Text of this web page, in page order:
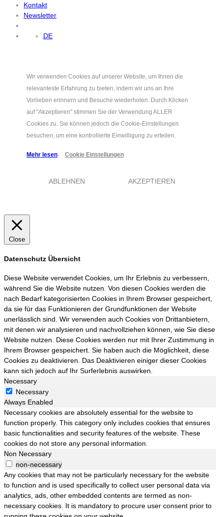
Kontakt
Newsletter
DE
Wir verwenden Cookies auf unserer Website, um Ihnen die
relevanteste Erfahrung zu bieten, indem wir uns an Ihre
Vorlieben erinnern und Besuche wiederholen. Durch Klicken
auf "Akzeptieren" stimmen Sie der Verwendung ALLER
Cookies zu. Sie können jedoch die Cookie-Einstellungen
besuchen, um eine kontrollierte Einwilligung zu erteilen.
Mehr lesen Cookie Einstellungen
ABLEHNEN AKZEPTIEREN
Close
Datenschutz Übersicht
Diese Website verwendet Cookies, um Ihr Erlebnis zu verbessern,
während Sie die Website nutzen. Von diesen Cookies werden die
nach Bedarf kategorisierten Cookies in Ihrem Browser gespeichert,
da sie für das Funktionieren der Grundfunktionen der Website
unerlässlich sind. Wir verwenden auch Cookies von Drittanbietern,
mit denen wir analysieren und nachvollziehen können, wie Sie diese
Website nutzen. Diese Cookies werden nur mit Ihrer Zustimmung in
Ihrem Browser gespeichert. Sie haben auch die Möglichkeit, diese
Cookies zu deaktivieren. Das Deaktivieren einiger dieser Cookies
kann sich jedoch auf Ihr Surferlebnis auswirken.
Necessary
Necessary
Always Enabled
Necessary cookies are absolutely essential for the website to
function properly. This category only includes cookies that ensures
basic functionalities and security features of the website. These
cookies do not store any personal information.
Non Necessary
non-necessary
Any cookies that may not be particularly necessary for the website
to function and is used specifically to collect user personal data via
analytics, ads, other embedded contents are termed as non-
necessary cookies. It is mandatory to procure user consent prior to